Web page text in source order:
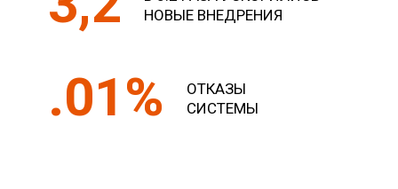
НОВЫЕ ВНЕДРЕНИЯ
.01%
ОТКАЗЫ
СИСТЕМЫ